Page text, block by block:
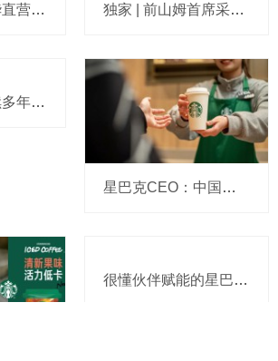
星巴克告别在华直营后，首份“轻资产”季报亮相：合资公司贡献近3.6亿收入，高层重申长期目标开至2万家 独家 | 前山姆首席采购官张青或加盟博裕投资担任运营合伙人，与星巴克“结缘”
星巴克即饮延续多年双位数业务增长 首款新潮袋装咖啡惊艳上市
星巴克CEO：中国门店会“迅速”增至20000家，全球门店数也要翻番，星巴克日本业务或将步后尘被出售
很懂伙伴赋能的星巴克，又给人才培养开辟了新赛道